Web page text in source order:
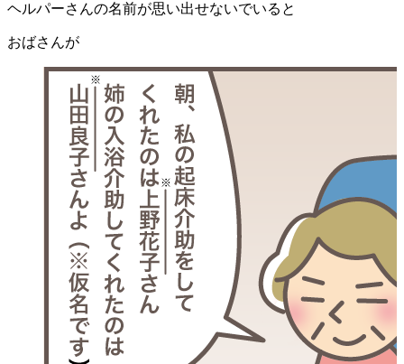
ヘルパーさんの名前が思い出せないでいると
おばさんが